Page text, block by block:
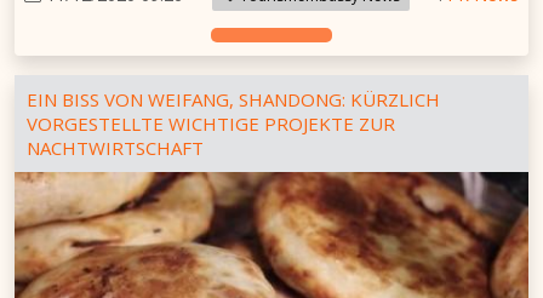
EIN BISS VON WEIFANG, SHANDONG: KÜRZLICH
VORGESTELLTE WICHTIGE PROJEKTE ZUR
NACHTWIRTSCHAFT